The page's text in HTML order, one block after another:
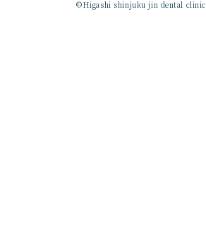
©Higashi shinjuku jin dental clinic